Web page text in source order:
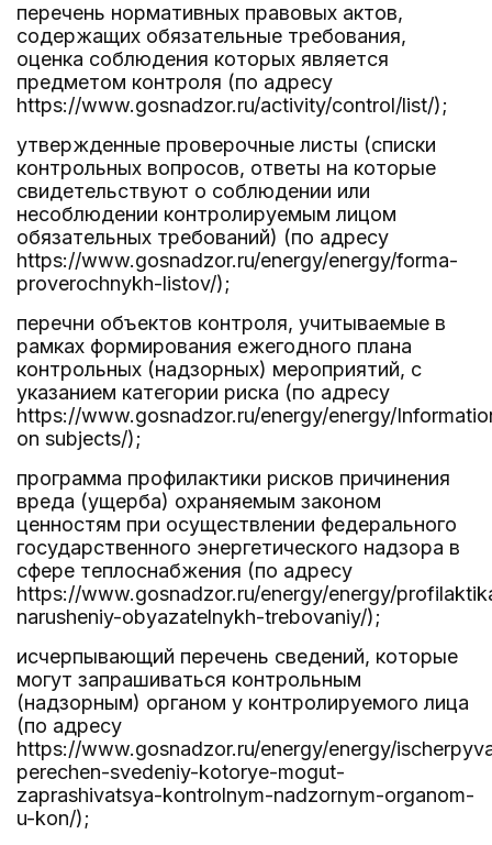
перечень нормативных правовых актов,
содержащих обязательные требования,
оценка соблюдения которых является
предметом контроля (по адресу
https://www.gosnadzor.ru/activity/control/list/);
утвержденные проверочные листы (списки
контрольных вопросов, ответы на которые
свидетельствуют о соблюдении или
несоблюдении контролируемым лицом
обязательных требований) (по адресу
https://www.gosnadzor.ru/energy/energy/forma-
proverochnykh-listov/);
перечни объектов контроля, учитываемые в
рамках формирования ежегодного плана
контрольных (надзорных) мероприятий, с
указанием категории риска (по адресу
https://www.gosnadzor.ru/energy/energy/
on subjects/);
программа профилактики рисков причинения
вреда (ущерба) охраняемым законом
ценностям при осуществлении федерального
государственного энергетического надзора в
сфере теплоснабжения (по адресу
https://www.gosnadzor.ru/energy/energy/
narusheniy-obyazatelnykh-trebovaniy/);
исчерпывающий перечень сведений, которые
могут запрашиваться контрольным
(надзорным) органом у контролируемого лица
(по адресу
https://www.gosnadzor.ru/energy/energy/
perechen-svedeniy-kotorye-mogut-
zaprashivatsya-kontrolnym-nadzornym-organom-
u-kon/);